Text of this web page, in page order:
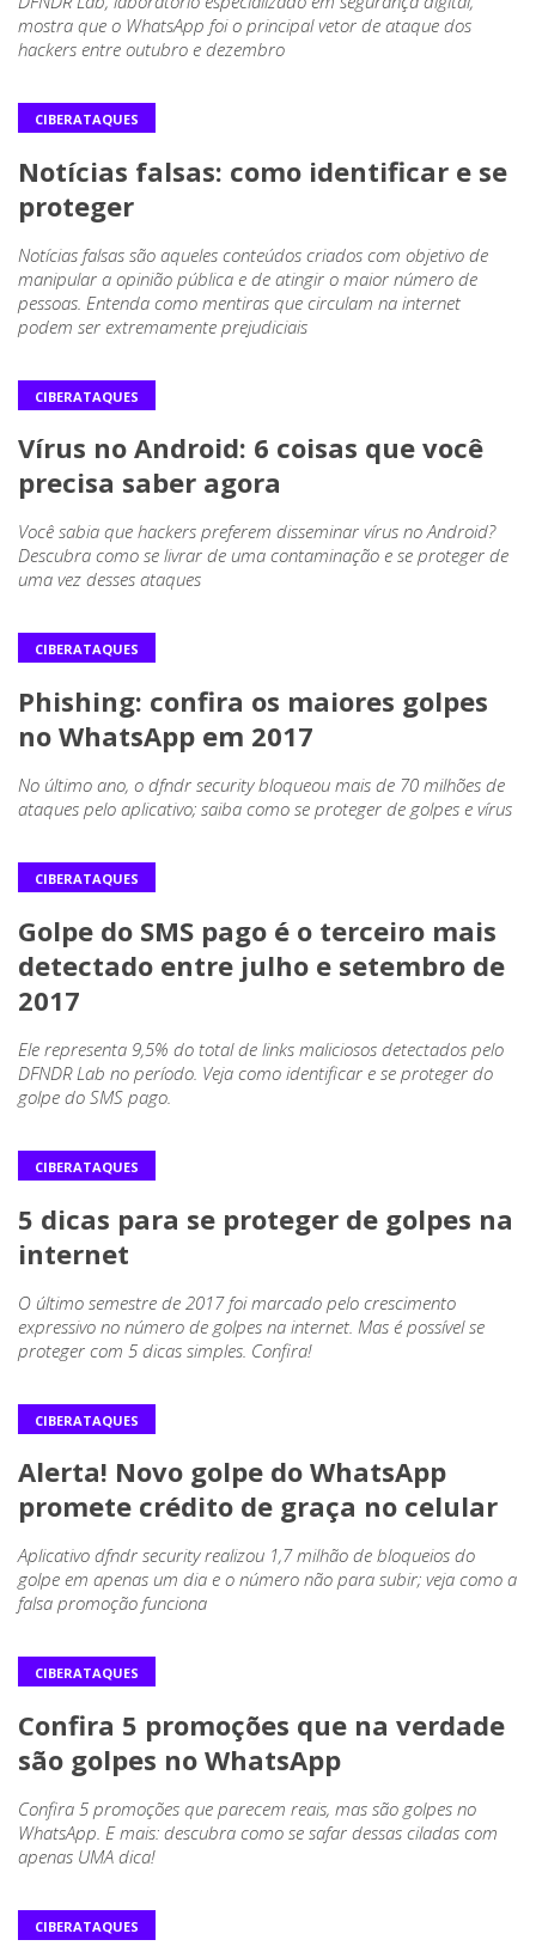
mostra que o WhatsApp foi o principal vetor de ataque dos
hackers entre outubro e dezembro
CIBERATAQUES
Notícias falsas: como identificar e se
proteger
Notícias falsas são aqueles conteúdos criados com objetivo de
manipular a opinião pública e de atingir o maior número de
pessoas. Entenda como mentiras que circulam na internet
podem ser extremamente prejudiciais
CIBERATAQUES
Vírus no Android: 6 coisas que você
precisa saber agora
Você sabia que hackers preferem disseminar vírus no Android?
Descubra como se livrar de uma contaminação e se proteger de
uma vez desses ataques
CIBERATAQUES
Phishing: confira os maiores golpes
no WhatsApp em 2017
No último ano, o dfndr security bloqueou mais de 70 milhões de
ataques pelo aplicativo; saiba como se proteger de golpes e vírus
CIBERATAQUES
Golpe do SMS pago é o terceiro mais
detectado entre julho e setembro de
2017
Ele representa 9,5% do total de links maliciosos detectados pelo
DFNDR Lab no período. Veja como identificar e se proteger do
golpe do SMS pago.
CIBERATAQUES
5 dicas para se proteger de golpes na
internet
O último semestre de 2017 foi marcado pelo crescimento
expressivo no número de golpes na internet. Mas é possível se
proteger com 5 dicas simples. Confira!
CIBERATAQUES
Alerta! Novo golpe do WhatsApp
promete crédito de graça no celular
Aplicativo dfndr security realizou 1,7 milhão de bloqueios do
golpe em apenas um dia e o número não para subir; veja como a
falsa promoção funciona
CIBERATAQUES
Confira 5 promoções que na verdade
são golpes no WhatsApp
Confira 5 promoções que parecem reais, mas são golpes no
WhatsApp. E mais: descubra como se safar dessas ciladas com
apenas UMA dica!
CIBERATAQUES